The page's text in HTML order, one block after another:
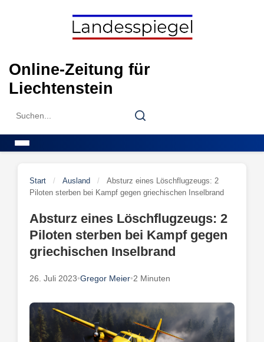
Online-Zeitung für
Liechtenstein
Search
Search
Start / Ausland /
Absturz eines Löschflugzeugs: 2
Piloten sterben bei Kampf gegen griechischen Inselbrand
Absturz eines Löschflugzeugs: 2
Piloten sterben bei Kampf gegen
griechischen Inselbrand
26. Juli 2023•Gregor Meier•2 Minuten